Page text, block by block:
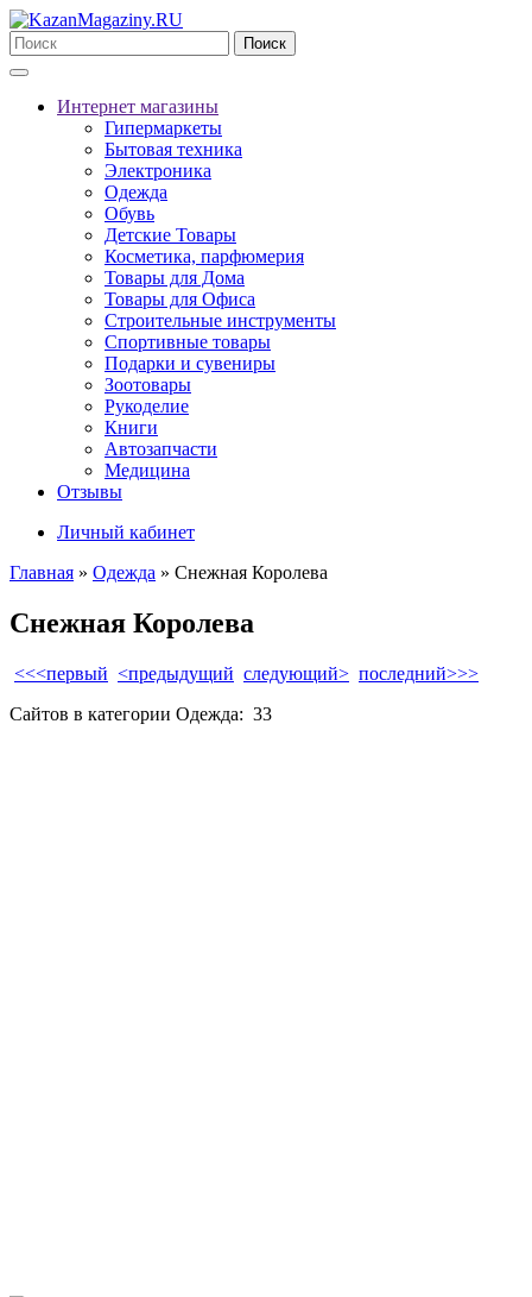
Поиск
Интернет магазины
Гипермаркеты
Бытовая техника
Электроника
Одежда
Обувь
Детские Товары
Косметика, парфюмерия
Товары для Дома
Товары для Офиса
Строительные инструменты
Спортивные товары
Подарки и сувениры
Зоотовары
Рукоделие
Книги
Автозапчасти
Медицина
Отзывы
Личный кабинет
Главная » Одежда » Снежная Королева
Снежная Королева
<<<первый <предыдущий следующий> последний>>>
Сайтов в категории Одежда: 33